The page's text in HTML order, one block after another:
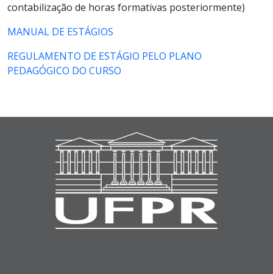
contabilização de horas formativas posteriormente)
MANUAL DE ESTÁGIOS
REGULAMENTO DE ESTÁGIO PELO PLANO
PEDAGÓGICO DO CURSO